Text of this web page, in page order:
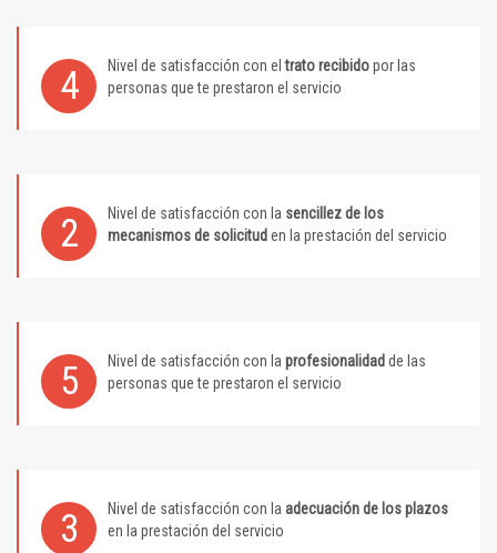
4 Nivel de satisfacción con eltrato recibidopor las
personas que te prestaron el servicio
2 Nivel de satisfacción con la sencillez de los
mecanismos de solicitud en la prestación del servicio
5 Nivel de satisfacción con la profesionalidad de las
personas que te prestaron el servicio
3 Nivel de satisfacción con la adecuación de los plazos
en la prestación del servicio